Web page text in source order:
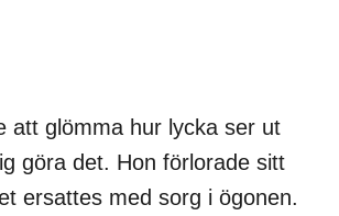
att glömma hur lycka ser ut
göra det. Hon förlorade sitt
ersattes med sorg i ögonen.